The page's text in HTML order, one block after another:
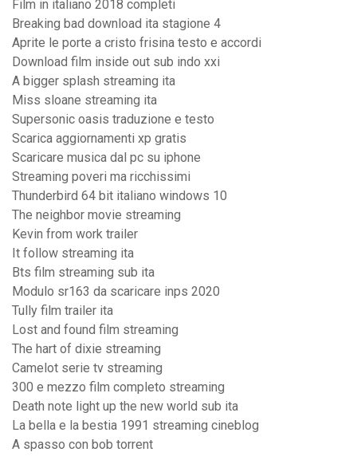
Film in italiano 2018 completi
Breaking bad download ita stagione 4
Aprite le porte a cristo frisina testo e accordi
Download film inside out sub indo xxi
A bigger splash streaming ita
Miss sloane streaming ita
Supersonic oasis traduzione e testo
Scarica aggiornamenti xp gratis
Scaricare musica dal pc su iphone
Streaming poveri ma ricchissimi
Thunderbird 64 bit italiano windows 10
The neighbor movie streaming
Kevin from work trailer
It follow streaming ita
Bts film streaming sub ita
Modulo sr163 da scaricare inps 2020
Tully film trailer ita
Lost and found film streaming
The hart of dixie streaming
Camelot serie tv streaming
300 e mezzo film completo streaming
Death note light up the new world sub ita
La bella e la bestia 1991 streaming cineblog
A spasso con bob torrent